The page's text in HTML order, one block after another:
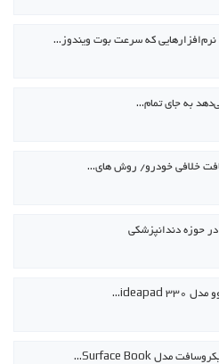
نرم‌افزارهایی که سرعت بوت ویندوز…
به جای تمام…
خلافی خودرو/ روش های…